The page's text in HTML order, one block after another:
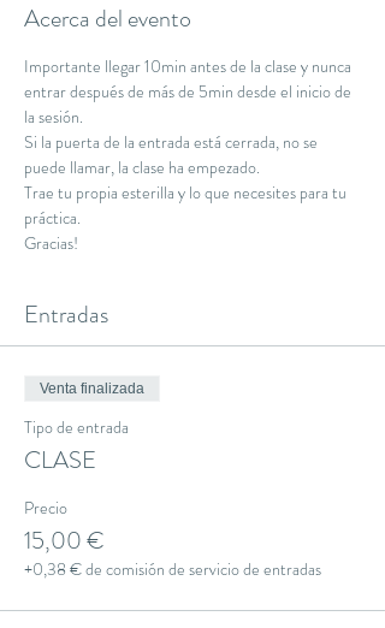
Acerca del evento
Importante llegar 10min antes de la clase y nunca
entrar después de más de 5min desde el inicio de
la sesión.
Si la puerta de la entrada está cerrada, no se
puede llamar, la clase ha empezado.
Trae tu propia esterilla y lo que necesites para tu
práctica.
Gracias!
Entradas
Venta finalizada
Tipo de entrada
CLASE
Precio
15,00 €
+0,38 € de comisión de servicio de entradas